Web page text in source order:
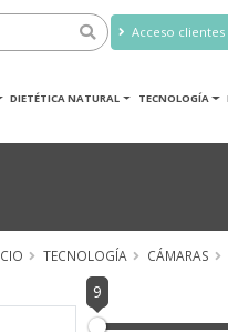
Acceso clientes
DIETÉTICA NATURAL TECNOLOGÍA
TECNOLOGÍA CÁMARAS
9